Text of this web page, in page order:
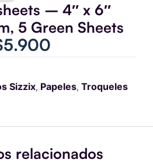
– 4″ x 6″
5 Green Sheets
5.900
Sizzix, Papeles, Troqueles
relacionados